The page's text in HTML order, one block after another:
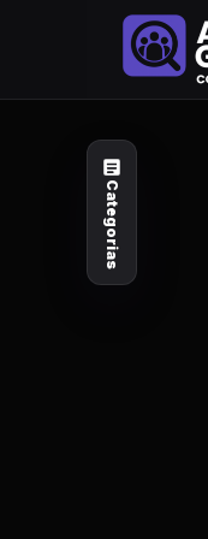
Explore por
assunto
Animais e
Arte e Design
Categorias